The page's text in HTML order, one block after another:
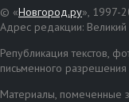
© «Новгород.ру», 1997-
Адрес редакции:
Републикация текстов,
письменного разрешения
Материалы, помеченные